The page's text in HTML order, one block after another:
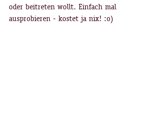
oder beitreten wollt. Einfach mal
ausprobieren - kostet ja nix! :o)